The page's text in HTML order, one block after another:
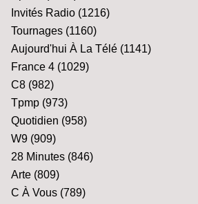
Invités Radio (1216)
Tournages (1160)
Aujourd'hui À La Télé (1141)
France 4 (1029)
C8 (982)
Tpmp (973)
Quotidien (958)
W9 (909)
28 Minutes (846)
Arte (809)
C À Vous (789)